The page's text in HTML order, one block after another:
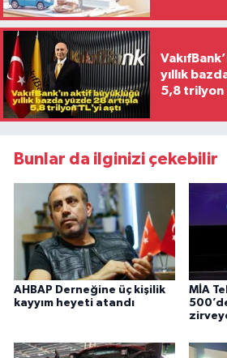
yıllık
5,8 trilyon
Bunlar da ilginizi çekebilir
AHBAP Derneğine üç kişilik
kayyım heyeti atandı
MİA